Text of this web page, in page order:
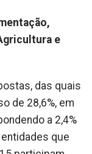
e
das quais
de 28,6%, em
a 2,4%
que